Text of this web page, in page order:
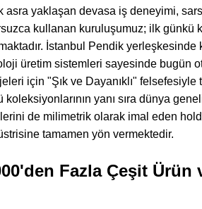
yaklaşan devasa iş deneyimi,
kullanan kuruluşumuz; ilk günkü
İstanbul Pendik yerleşkesinde
üretim sistemleri sayesinde bugün
için "Şık ve Dayanıklı"
yanı sıra dünya
de milimetrik olarak imal eden
tamamen yön vermektedir.
Fazla Çeşit Ürün